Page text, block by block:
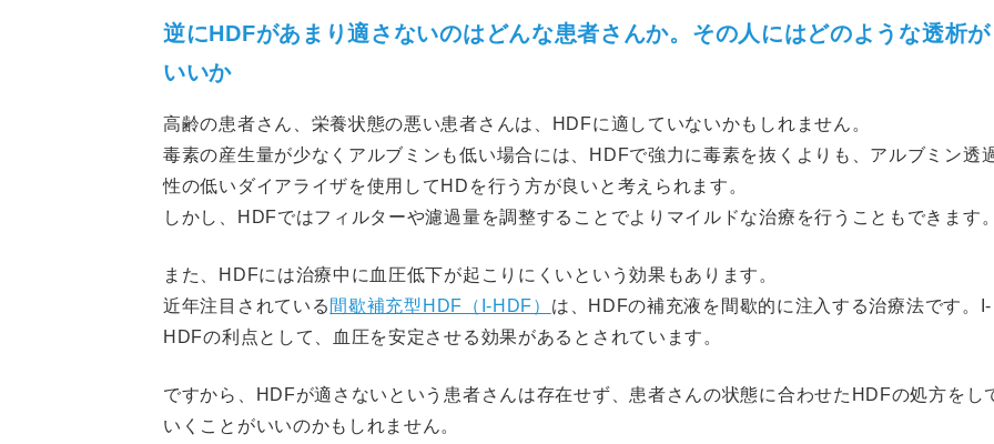
逆にHDFがあまり適さないのはどんな患者さんか。その人にはどのような透析が
いいか
高齢の患者さん、栄養状態の悪い患者さんは、HDFに適していないかもしれません。
毒素の産生量が少なくアルブミンも低い場合には、HDFで強力に毒素を抜くよりも、アルブミン透
性の低いダイアライザを使用してHDを行う方が良いと考えられます。
しかし、HDFではフィルターや濾過量を調整することでよりマイルドな治療を行うこともできます。
また、HDFには治療中に血圧低下が起こりにくいという効果もあります。
近年注目されている 間歇補充型HDF（I-HDF） は、HDFの補充液を間歇的に注入する治療法です。I-
HDFの利点として、血圧を安定させる効果があるとされています。
ですから、HDFが適さないという患者さんは存在せず、患者さんの状態に合わせたHDFの処方をし
いくことがいいのかもしれません。